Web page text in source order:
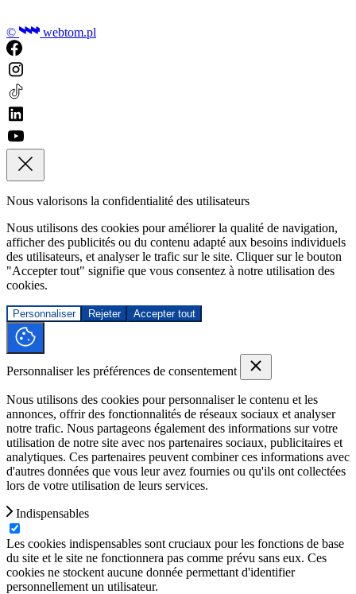
© webtom.pl
Nous valorisons la confidentialité des utilisateurs
Nous utilisons des cookies pour améliorer la qualité de navigation,
afficher des publicités ou du contenu adapté aux besoins individuels
des utilisateurs, et analyser le trafic sur le site. Cliquer sur le bouton
"Accepter tout" signifie que vous consentez à notre utilisation des
cookies.
Personnaliser Rejeter Accepter tout
Personnaliser les préférences de consentement
Nous utilisons des cookies pour personnaliser le contenu et les
annonces, offrir des fonctionnalités de réseaux sociaux et analyser
notre trafic. Nous partageons également des informations sur votre
utilisation de notre site avec nos partenaires sociaux, publicitaires et
analytiques. Ces partenaires peuvent combiner ces informations avec
d'autres données que vous leur avez fournies ou qu'ils ont collectées
lors de votre utilisation de leurs services.
Indispensables
Les cookies indispensables sont cruciaux pour les fonctions de base
du site et le site ne fonctionnera pas comme prévu sans eux. Ces
cookies ne stockent aucune donnée permettant d'identifier
personnellement un utilisateur.